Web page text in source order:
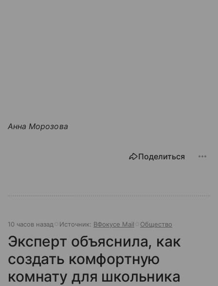
Анна Морозова
Поделиться
10 часов назад Источник: ВФокусе Mail Общество
Эксперт объяснила, как
создать комфортную
комнату для школьника